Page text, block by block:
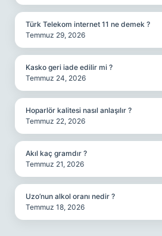
Türk Telekom internet 11 ne demek ?
Temmuz 29, 2026
Kasko geri iade edilir mi ?
Temmuz 24, 2026
Hoparlör kalitesi nasıl anlaşılır ?
Temmuz 22, 2026
Akıl kaç gramdır ?
Temmuz 21, 2026
Uzo’nun alkol oranı nedir ?
Temmuz 18, 2026